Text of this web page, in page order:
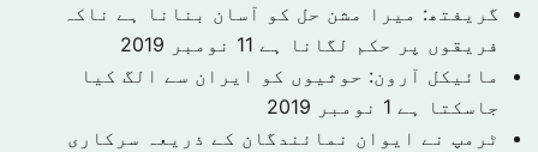
گریفتھ: میرا مشن حل کو آسان بنانا ہے ناکہ
فریقوں پر حکم لگانا ہے 11 نومبر 2019
مائیکل آرون: حوثیوں کو ایران سے الگ کیا
جاسکتا ہے 1 نومبر 2019
ٹرمپ نے ایوان نمائندگان کے ذریعہ سرکاری